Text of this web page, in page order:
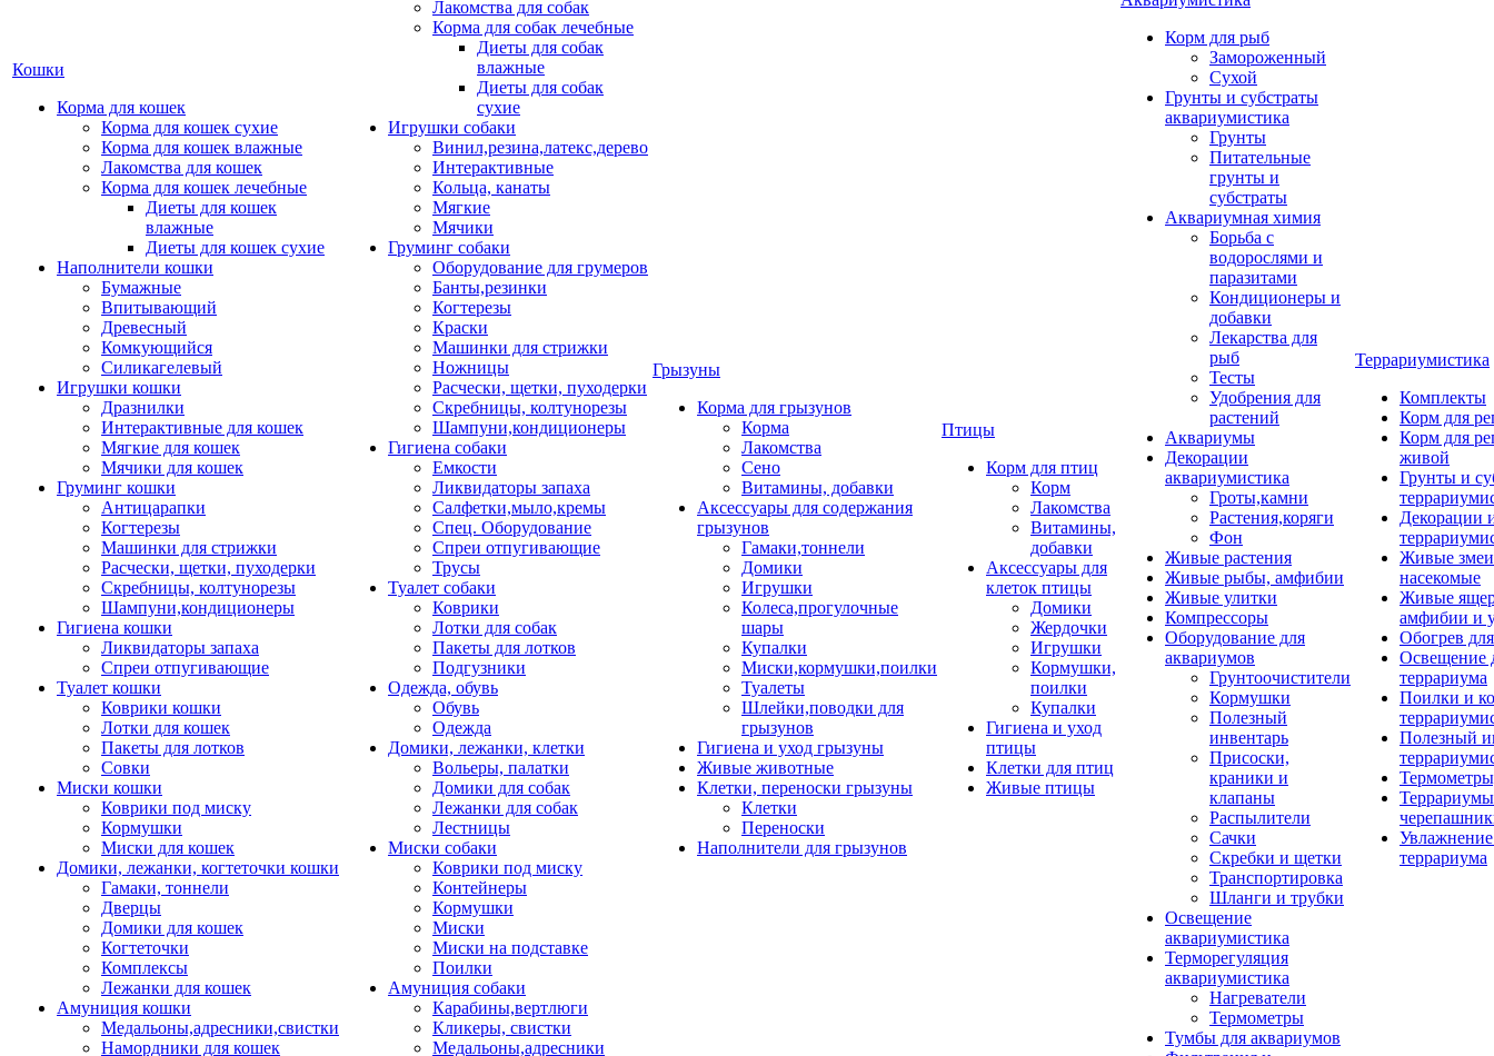
Кошки
Корма для кошек
Корма для кошек сухие
Корма для кошек влажные
Лакомства для кошек
Корма для кошек лечебные
Диеты для кошек
влажные
Диеты для кошек сухие
Наполнители кошки
Бумажные
Впитывающий
Древесный
Комкующийся
Силикагелевый
Игрушки кошки
Дразнилки
Интерактивные для кошек
Мягкие для кошек
Мячики для кошек
Груминг кошки
Антицарапки
Когтерезы
Машинки для стрижки
Расчески, щетки, пуходерки
Скребницы, колтунорезы
Шампуни,кондиционеры
Гигиена кошки
Ликвидаторы запаха
Спреи отпугивающие
Туалет кошки
Коврики кошки
Лотки для кошек
Пакеты для лотков
Совки
Миски кошки
Коврики под миску
Кормушки
Миски для кошек
Домики, лежанки, когтеточки кошки
Гамаки, тоннели
Дверцы
Домики для кошек
Когтеточки
Комплексы
Лежанки для кошек
Амуниция кошки
Медальоны,адресники,свистки
Намордники для кошек
Лакомства для собак
Корма для собак лечебные
Диеты для собак
влажные
Диеты для собак
сухие
Игрушки собаки
Винил,резина,латекс,дерево
Интерактивные
Кольца, канаты
Мягкие
Мячики
Груминг собаки
Оборудование для грумеров
Банты,резинки
Когтерезы
Краски
Машинки для стрижки
Ножницы
Расчески, щетки, пуходерки
Скребницы, колтунорезы
Шампуни,кондиционеры
Гигиена собаки
Емкости
Ликвидаторы запаха
Салфетки,мыло,кремы
Спец. Оборудование
Спреи отпугивающие
Трусы
Туалет собаки
Коврики
Лотки для собак
Пакеты для лотков
Подгузники
Одежда, обувь
Обувь
Одежда
Домики, лежанки, клетки
Вольеры, палатки
Домики для собак
Лежанки для собак
Лестницы
Миски собаки
Коврики под миску
Контейнеры
Кормушки
Миски
Миски на подставке
Поилки
Амуниция собаки
Карабины,вертлюги
Кликеры, свистки
Медальоны,адресники
Грызуны
Корма для грызунов
Корма
Лакомства
Сено
Витамины, добавки
Аксессуары для содержания
грызунов
Гамаки,тоннели
Домики
Игрушки
Колеса,прогулочные
шары
Купалки
Миски,кормушки,поилки
Туалеты
Шлейки,поводки для
грызунов
Гигиена и уход грызуны
Живые животные
Клетки, переноски грызуны
Клетки
Переноски
Наполнители для грызунов
Птицы
Корм для птиц
Корм
Лакомства
Витамины,
добавки
Аксессуары для
клеток птицы
Домики
Жердочки
Игрушки
Кормушки,
поилки
Купалки
Гигиена и уход
птицы
Клетки для птиц
Живые птицы
Корм для рыб
Замороженный
Сухой
Грунты и субстраты
аквариумистика
Грунты
Питательные
грунты и
субстраты
Аквариумная химия
Борьба с
водорослями и
паразитами
Кондиционеры и
добавки
Лекарства для
рыб
Тесты
Удобрения для
растений
Аквариумы
Декорации
аквариумистика
Гроты,камни
Растения,коряги
Фон
Живые растения
Живые рыбы, амфибии
Живые улитки
Компрессоры
Оборудование для
аквариумов
Грунтоочистители
Кормушки
Полезный
инвентарь
Присоски,
краники и
клапаны
Распылители
Сачки
Скребки и щетки
Транспортировка
Шланги и трубки
Освещение
аквариумистика
Терморегуляция
аквариумистика
Нагреватели
Термометры
Тумбы для аквариумов
Террариумистика
Комплекты
Корм для
Корм для
живой
Грунты и
Декорации
Живые
насекомые
Живые
амфибии и
Обогрев
Освещение
террариума
Поилки и
Полезный
террариума